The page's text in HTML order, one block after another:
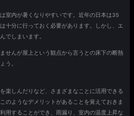
室内が暑くなりやすいです。近年の日本は35
十分に行っておく必要があります。しかし、エ
でしまいます。
せんが屋上という観点から言うとの床下の断熱
う。
楽しんだりなど、さまざまなことに活用できる
のようなデメリットがあることを覚えておきま
用することができ、雨漏り、室内の温度上昇な